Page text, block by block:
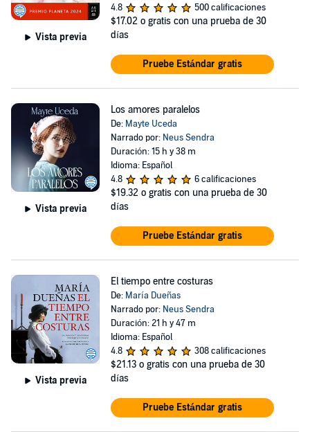
Vista previa
4.8
500 calificaciones
$17.02 o gratis con una prueba de 30
días
Pruebe Estándar gratis
Vista previa
Los amores paralelos
De: Mayte Uceda
Narrado por: Neus Sendra
Duración: 15 h y 38 m
Idioma: Español
4.8
6 calificaciones
$19.32 o gratis con una prueba de 30
días
Pruebe Estándar gratis
Vista previa
El tiempo entre costuras
De: María Dueñas
Narrado por: Neus Sendra
Duración: 21 h y 47 m
Idioma: Español
4.8
308 calificaciones
$21.13 o gratis con una prueba de 30
días
Pruebe Estándar gratis